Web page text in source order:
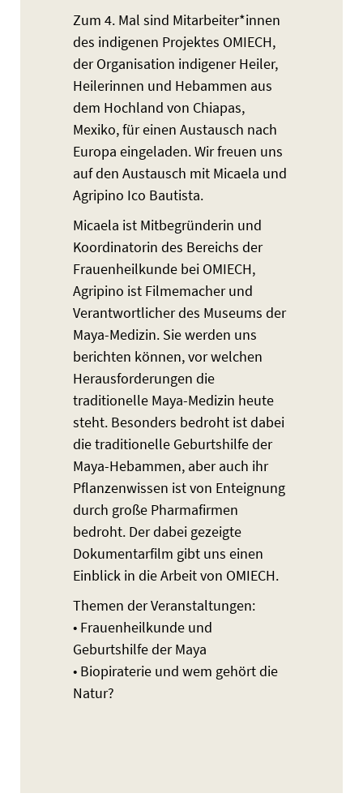
Zum 4. Mal sind Mitarbeiter*innen
des indigenen Projektes OMIECH,
der Organisation indigener Heiler,
Heilerinnen und Hebammen aus
dem Hochland von Chiapas,
Mexiko, für einen Austausch nach
Europa eingeladen. Wir freuen uns
auf den Austausch mit Micaela und
Agripino Ico Bautista.
Micaela ist Mitbegründerin und
Koordinatorin des Bereichs der
Frauenheilkunde bei OMIECH,
Agripino ist Filmemacher und
Verantwortlicher des Museums der
Maya-Medizin. Sie werden uns
berichten können, vor welchen
Herausforderungen die
traditionelle Maya-Medizin heute
steht. Besonders bedroht ist dabei
die traditionelle Geburtshilfe der
Maya-Hebammen, aber auch ihr
Pflanzenwissen ist von Enteignung
durch große Pharmafirmen
bedroht. Der dabei gezeigte
Dokumentarfilm gibt uns einen
Einblick in die Arbeit von OMIECH.
Themen der Veranstaltungen:
• Frauenheilkunde und
Geburtshilfe der Maya
• Biopiraterie und wem gehört die
Natur?